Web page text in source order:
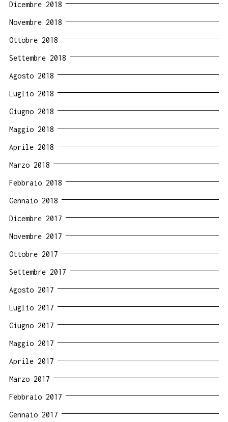
Dicembre 2018
Novembre 2018
Ottobre 2018
Settembre 2018
Agosto 2018
Luglio 2018
Giugno 2018
Maggio 2018
Aprile 2018
Marzo 2018
Febbraio 2018
Gennaio 2018
Dicembre 2017
Novembre 2017
Ottobre 2017
Settembre 2017
Agosto 2017
Luglio 2017
Giugno 2017
Maggio 2017
Aprile 2017
Marzo 2017
Febbraio 2017
Gennaio 2017